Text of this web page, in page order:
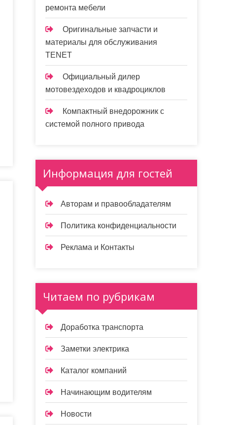
ремонта мебели
Оригинальные запчасти и
материалы для обслуживания
TENET
Официальный дилер
мотовездеходов и квадроциклов
Компактный внедорожник с
системой полного привода
Информация для гостей
Авторам и правообладателям
Политика конфиденциальности
Реклама и Контакты
Читаем по рубрикам
Доработка транспорта
Заметки электрика
Каталог компаний
Начинающим водителям
Новости